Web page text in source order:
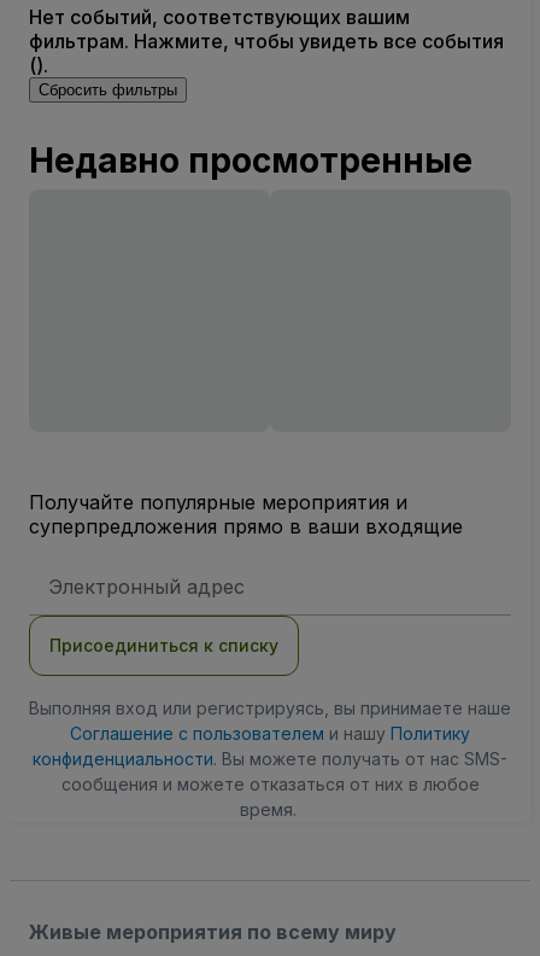
Нет событий, соответствующих вашим
фильтрам. Нажмите, чтобы увидеть все события
().
Сбросить фильтры
Недавно просмотренные
Получайте популярные мероприятия и
суперпредложения прямо в ваши входящие
электронной
Присоединиться к списку
Выполняя вход или регистрируясь, вы принимаете наше
Соглашение с пользователем и нашу Политику
конфиденциальности. Вы можете получать от нас SMS-
сообщения и можете отказаться от них в любое
время.
Живые мероприятия по всему миру